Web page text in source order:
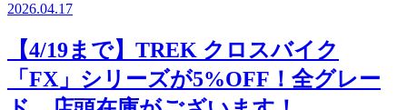
2026.04.17
【4/19まで】TREK クロスバイク
「FX」シリーズが5%OFF！全グレー